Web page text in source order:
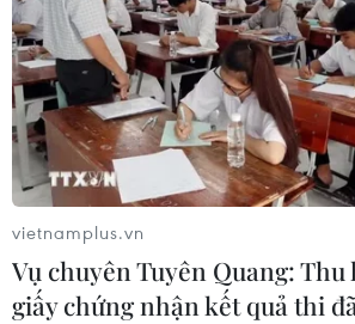
mỗi năm bắt buộc dùng
30/05/2025 04:20
Nhiều chính sách kinh tế áp dụng
nhà đầu tư, doanh nghiệp nhà
tiêu minh bạch hóa thị trường, tăng
thúc đẩy chuyển đổi số toàn diện.
vietnamplus.vn
Vụ chuyên Tuyên Quang: Thu
giấy chứng nhận kết quả thi